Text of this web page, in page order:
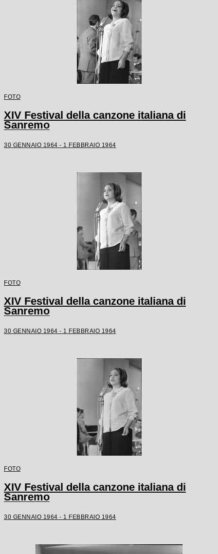
FOTO
XIV Festival della canzone italiana di
Sanremo
30 GENNAIO 1964 - 1 FEBBRAIO 1964
FOTO
XIV Festival della canzone italiana di
Sanremo
30 GENNAIO 1964 - 1 FEBBRAIO 1964
FOTO
XIV Festival della canzone italiana di
Sanremo
30 GENNAIO 1964 - 1 FEBBRAIO 1964